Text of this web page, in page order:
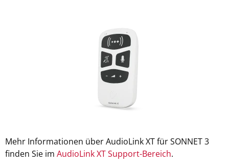
Mehr Informationen über AudioLink XT für SONNET 3
finden Sie im AudioLink XT Support-Bereich.